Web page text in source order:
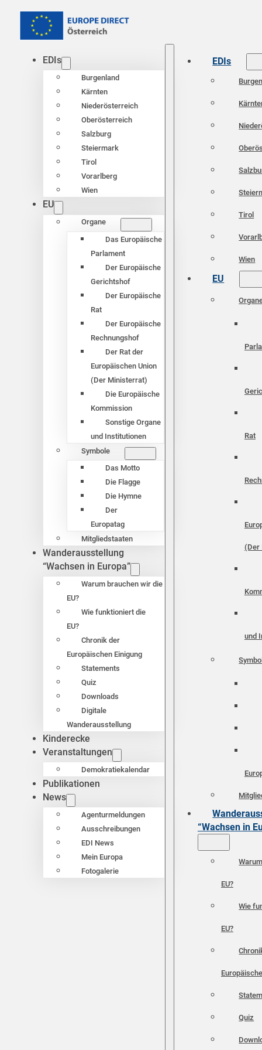
EDIs
Burgenland
Kärnten
Niederösterreich
Oberösterreich
Salzburg
Steiermark
Tirol
Vorarlberg
Wien
EU
Organe
Das Europäische
Parlament
Der Europäische
Gerichtshof
Der Europäische
Rat
Der Europäische
Rechnungshof
Der Rat der
Europäischen Union
(Der Ministerrat)
Die Europäische
Kommission
Sonstige Organe
und Institutionen
Symbole
Das Motto
Die Flagge
Die Hymne
Der
Europatag
Mitgliedstaaten
Wanderausstellung
“Wachsen in Europa”
Warum brauchen wir die
EU?
Wie funktioniert die
EU?
Chronik der
Europäischen Einigung
Statements
Quiz
Downloads
Digitale
Wanderausstellung
Kinderecke
Veranstaltungen
Demokratiekalendar
Publikationen
News
Agenturmeldungen
Ausschreibungen
EDI News
Mein Europa
Fotogalerie
EDIs
Tirol
Wien
EU
Rat
(Der
und
“Wachsen in
EU?
Wie
EU?
Quiz